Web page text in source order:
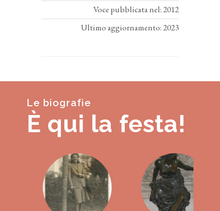
Voce pubblicata nel: 2012
Ultimo aggiornamento: 2023
Le biografie
È qui la festa!